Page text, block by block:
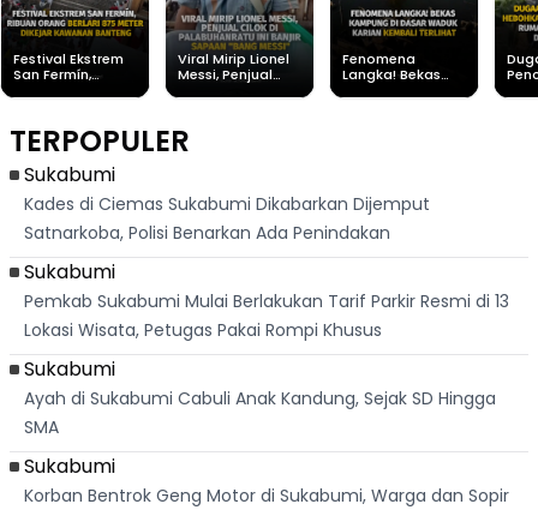
Festival Ekstrem
San Fermín,
Banteng
Viral Mirip Lionel
Messi, Penjual
"Bang Messi"
Fenomena
Langka! Bekas
TERPOPULER
Sukabumi
Kades di Ciemas Sukabumi Dikabarkan Dijemput
Satnarkoba, Polisi Benarkan Ada Penindakan
Sukabumi
Pemkab Sukabumi Mulai Berlakukan Tarif Parkir Resmi di 13
Lokasi Wisata, Petugas Pakai Rompi Khusus
Sukabumi
Ayah di Sukabumi Cabuli Anak Kandung, Sejak SD Hingga
SMA
Sukabumi
Korban Bentrok Geng Motor di Sukabumi, Warga dan Sopir